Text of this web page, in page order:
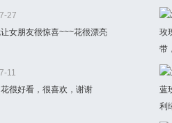
27
女朋友很惊喜~~~花很漂亮
11
很好看，很喜欢，谢谢